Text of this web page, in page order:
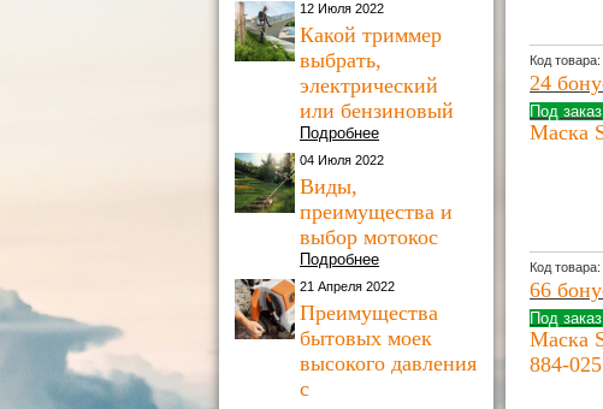
12 Июля 2022
Какой триммер
выбрать,
электрический
или бензиновый
Подробнее
04 Июля 2022
Виды,
преимущества и
выбор мотокос
Подробнее
21 Апреля 2022
Преимущества
бытовых моек
высокого давления
с
Код товара:
24
Под заказ
Маска
Код товара:
66
Под заказ
Маска
884-